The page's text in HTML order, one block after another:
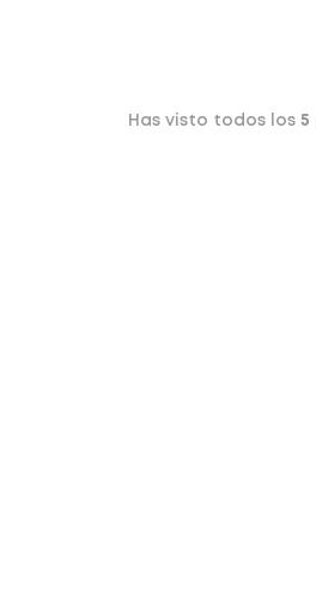
Has visto todos los 5